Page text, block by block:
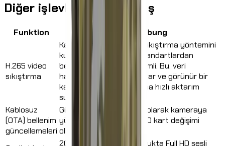
Diğer işlevlere genel bakış
Funktion Beschreibung
H.265 video
sıkıştırma
Kamera, gelişmiş H.265 sıkıştırma yöntemini
kullanır – alışılagelmiş standartlardan
belirgin şekilde daha verimli. Bu, veri
hacminden tasarruf sağlar ve görünür bir
kalite kaybı olmadan daha hızlı aktarım
sunar.
Kablosuz
(OTA) bellenim
güncellemeleri
Güncellemeler otomatik olarak kameraya
yüklenir – sökme veya SD kart değişimi
olmadan.
20 saniyeye kadar uzunlukta Full HD sesli